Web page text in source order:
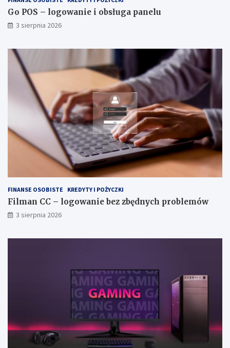
Go POS – logowanie i obsługa panelu
3 sierpnia 2026
FINANSE OSOBISTE KREDYTY I POŻYCZKI
Filman CC – logowanie bez zbędnych problemów
3 sierpnia 2026